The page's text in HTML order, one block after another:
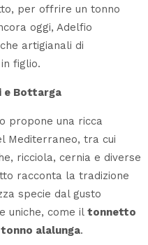
per offrire un tonno
oggi, Adelfio
artigianali di
figlio.
e Bottarga
propone una ricca
Mediterraneo, tra cui
ricciola, cernia e diverse
racconta la tradizione
specie dal gusto
uniche, come il tonnetto
tonno alalunga.